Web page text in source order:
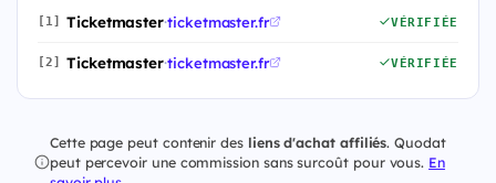
[1] Ticketmaster·ticketmaster.fr VÉRIFIÉE
[2] Ticketmaster·ticketmaster.fr VÉRIFIÉE
Cette page peut contenir des liens d'achat affiliés. Quodat
peut percevoir une commission sans surcoût pour vous. En